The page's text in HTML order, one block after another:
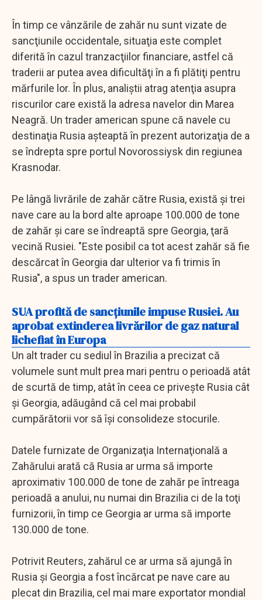
În timp ce vânzările de zahăr nu sunt vizate de
sancţiunile occidentale, situaţia este complet
diferită în cazul tranzacţiilor financiare, astfel că
traderii ar putea avea dificultăţi în a fi plătiţi pentru
mărfurile lor. În plus, analiştii atrag atenţia asupra
riscurilor care există la adresa navelor din Marea
Neagră. Un trader american spune că navele cu
destinaţia Rusia aşteaptă în prezent autorizaţia de a
se îndrepta spre portul Novorossiysk din regiunea
Krasnodar.
Pe lângă livrările de zahăr către Rusia, există şi trei
nave care au la bord alte aproape 100.000 de tone
de zahăr şi care se îndreaptă spre Georgia, ţară
vecină Rusiei. "Este posibil ca tot acest zahăr să fie
descărcat în Georgia dar ulterior va fi trimis în
Rusia", a spus un trader american.
SUA profită de sancţiunile impuse Rusiei. Au
aprobat extinderea livrărilor de gaz natural
lichefiat în Europa
Un alt trader cu sediul în Brazilia a precizat că
volumele sunt mult prea mari pentru o perioadă atât
de scurtă de timp, atât în ceea ce priveşte Rusia cât
şi Georgia, adăugând că cel mai probabil
cumpărătorii vor să îşi consolideze stocurile.
Datele furnizate de Organizaţia Internaţională a
Zahărului arată că Rusia ar urma să importe
aproximativ 100.000 de tone de zahăr pe întreaga
perioadă a anului, nu numai din Brazilia ci de la toţi
furnizorii, în timp ce Georgia ar urma să importe
130.000 de tone.
Potrivit Reuters, zahărul ce ar urma să ajungă în
Rusia şi Georgia a fost încărcat pe nave care au
plecat din Brazilia, cel mai mare exportator mondial